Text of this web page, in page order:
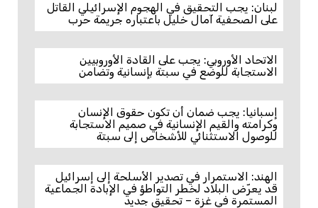
لبنان: يجب التحقيق في الهجوم الإسرائيلي القاتل
على الصحفية آمال خليل باعتباره جريمة حرب
الاتحاد الأوروبي: يجب على القادة الأوروبيين
الاستجابة للوضع في سبتة بإنسانية وتضامن
إسبانيا: يجب ضمان أن تكون حقوق الإنسان
وكرامته والقيم الإنسانية في صميم الاستجابة
للوصول الاستثنائي للأشخاص إلى سبتة
الهند: الاستمرار في تصدير الأسلحة إلى إسرائيل
قد يعرّض البلاد لخطر التواطؤ في الإبادة الجماعية
المستمرة في غزة – تحقيق جديد